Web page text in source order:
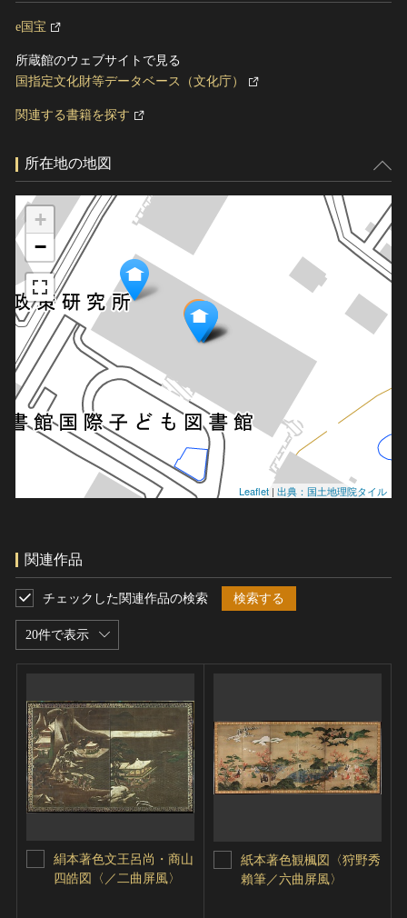
e国宝
所蔵館のウェブサイトで見る
国指定文化財等データベース（文化庁）
関連する書籍を探す
所在地の地図
+
−
Leaflet | 出典：国土地理院タイル
関連作品
20件で表示
チェックした関連作品の検索 検索する
絹本著色文王呂尚・商山
四皓図〈／二曲屏風〉
紙本著色観楓図〈狩野秀
賴筆／六曲屏風〉